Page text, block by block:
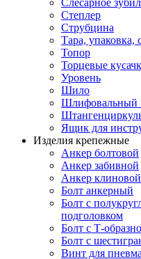
Слесарное
Степлер
Струбцина
Тара, упаковка,
Топор
Торцевые
Уровень
Шило
Шлифовальный
Ящик для
Изделия крепежные
Анкер болтовой
Анкер забивной
Анкер клиновой
Болт анкерный
Болт с
подголовком
Болт с Т-
Болт с
Винт для